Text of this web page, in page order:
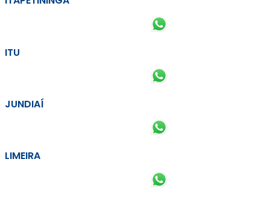
ITU
JUNDIAÍ
LIMEIRA